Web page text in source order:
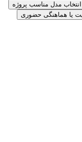
انتخاب مدل مناسب پروژه
یا هماهنگی حضوری